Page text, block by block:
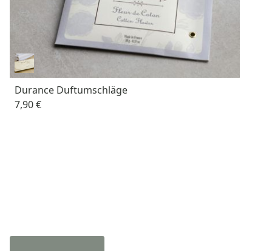
Durance Duftumschläge
7,90 €